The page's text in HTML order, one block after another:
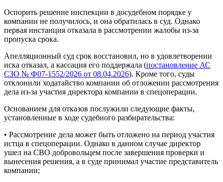
Оспорить решение инспекции в досудебном порядке у
компании не получилось, и она обратилась в суд. Однако
первая инстанция отказала в рассмотрении жалобы из-за
пропуска срока.
Апелляционный суд срок восстановил, но в удовлетворении
иска отказал, а кассация его поддержала (постановление АС
СЗО № Ф07-1552/2026 от 08.04.2026). Кроме того, суды
отклонили ходатайство компании об отложении рассмотрения
дела из-за участия директора компании в спецоперации.
Основанием для отказов послужили следующие факты,
установленные в ходе судебного разбирательства:
• Рассмотрение дела может быть отложено на период участия
истца в спецоперации. Однако в данном случае директор
ушел на СВО добровольцем после завершения проверки и
вынесения решения, а в суде принимал участие представитель
компании;